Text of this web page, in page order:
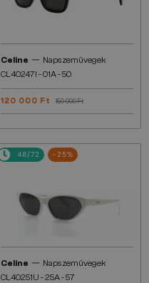
Celine — Napszemüvegek
CL40247I - 01A - 50
120 000 Ft 150 000 Ft
48/72 -25%
Celine — Napszemüvegek
CL40251U - 25A - 57